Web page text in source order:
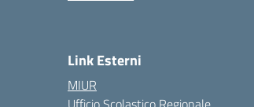
Link Esterni
MIUR